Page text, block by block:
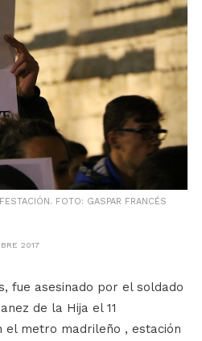
FOTO: GASPAR FRANCÉS
2017
fue asesinado por el soldado
de la Hija el 11
el metro madrileño , estación